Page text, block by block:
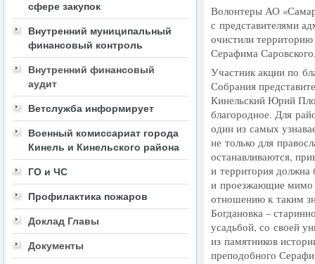
сфере закупок
Внутренний муниципальный
финансовый контроль
Внутренний финансовый
аудит
Ветслужба информирует
Военный комиссариат города
Кинель и Кинельского района
ГО и ЧС
Профилактика пожаров
Доклад Главы
Документы
Волонтеры АО «
с представителями
очистили территорию
Серафима
Участник акции по
Собрания
Кинельский Юрий
благородное. Для
один из самых
не только для
останавливаются,
и территория
и проезжающие мимо
отношению к таким
Богдановка –
усадьбой, со своей
из памятников
преподобного